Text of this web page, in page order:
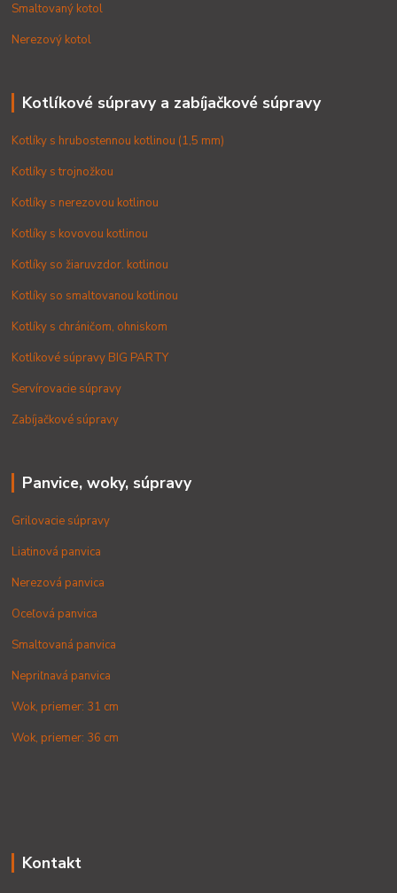
Smaltovaný kotol
Nerezový kotol
Kotlíkové súpravy a zabíjačkové súpravy
Kotlíky s hrubostennou kotlinou (1,5 mm)
Kotlíky s trojnožkou
Kotlíky s nerezovou kotlinou
Kotlíky s kovovou kotlinou
Kotlíky so žiaruvzdor. kotlinou
Kotlíky so smaltovanou kotlinou
Kotlíky s chráničom, ohniskom
Kotlíkové súpravy BIG PARTY
Servírovacie súpravy
Zabíjačkové súpravy
Panvice, woky, súpravy
Grilovacie súpravy
Liatinová panvica
Nerezová panvica
Oceľová panvica
Smaltovaná panvica
Nepriľnavá panvica
Wok, priemer: 31 cm
Wok, priemer: 36 cm
Kontakt